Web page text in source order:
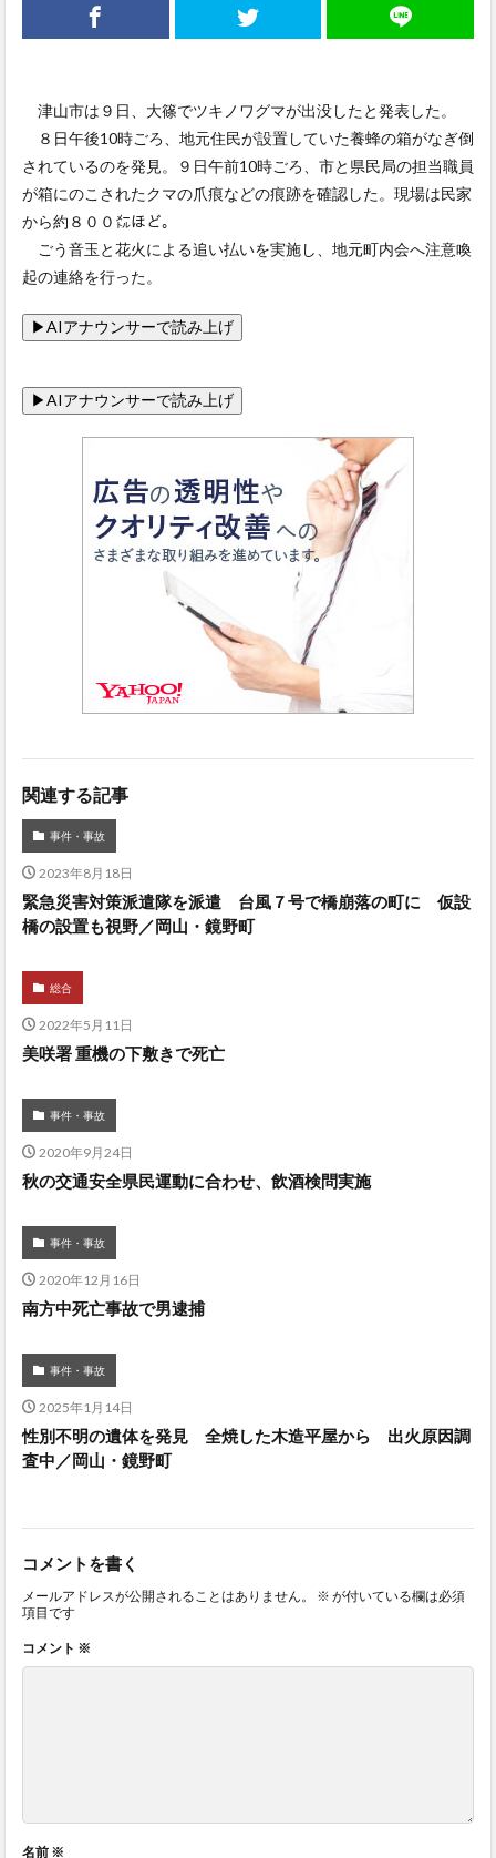
津山市は９日、大篠でツキノワグマが出没したと発表した。
８日午後10時ごろ、地元住民が設置していた養蜂の箱がなぎ倒
されているのを発見。９日午前10時ごろ、市と県民局の担当職員
が箱にのこされたクマの爪痕などの痕跡を確認した。現場は民家
から約８００㍍ほど。
ごう音玉と花火による追い払いを実施し、地元町内会へ注意喚
起の連絡を行った。
関連する記事
事件・事故
2023年8月18日
緊急災害対策派遣隊を派遣 台風７号で橋崩落の町に 仮設
橋の設置も視野／岡山・鏡野町
総合
2022年5月11日
美咲署 重機の下敷きで死亡
事件・事故
2020年9月24日
秋の交通安全県民運動に合わせ、飲酒検問実施
事件・事故
2020年12月16日
南方中死亡事故で男逮捕
事件・事故
2025年1月14日
性別不明の遺体を発見 全焼した木造平屋から 出火原因調
査中／岡山・鏡野町
コメントを書く
メールアドレスが公開されることはありません。 ※ が付いている欄は必須
項目です
コメント ※
名前 ※